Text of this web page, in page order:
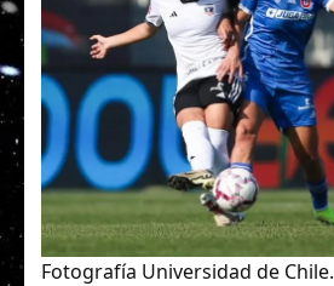
Fotografía Universidad de Chile.